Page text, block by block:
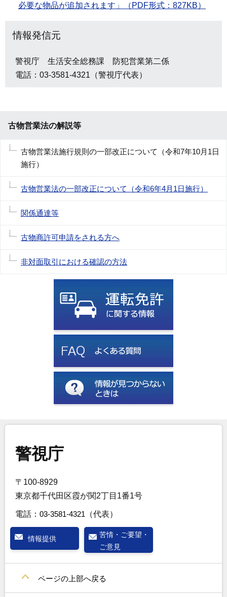
必要な物品が追加されます」（PDF形式：827KB）
情報発信元
警視庁 生活安全総務課 防犯営業第二係
電話：03-3581-4321（警視庁代表）
古物営業法の解説等
古物営業法施行規則の一部改正について（令和7年10月1日
施行）
古物営業法の一部改正について（令和6年4月1日施行）
関係通達等
古物商許可申請をされる方へ
非対面取引における確認の方法
警視庁
〒100-8929
東京都千代田区霞が関2丁目1番1号
電話： 03-3581-4321 （代表）
情報提供
苦情・ご要望・
ご意見
ページの上部へ戻る